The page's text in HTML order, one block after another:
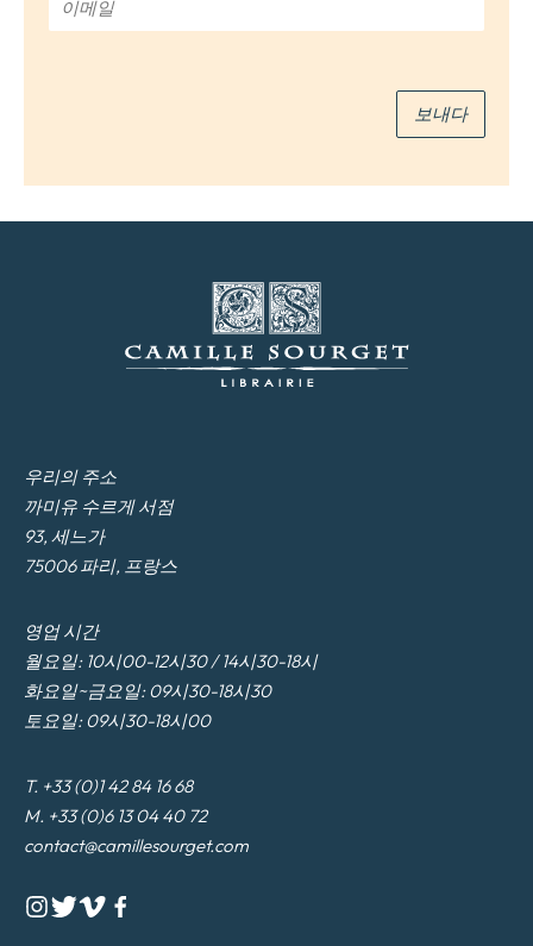
메
보내다
우리의 주소
까미유 수르게 서점
93, 세느가
75006 파리, 프랑스
영업 시간
월요일: 10시00-12시30 / 14시30-18시
화요일~금요일: 09시30-18시30
토요일: 09시30-18시00
T. +33 (0)1 42 84 16 68
M. +33 (0)6 13 04 40 72
contact@camillesourget.com